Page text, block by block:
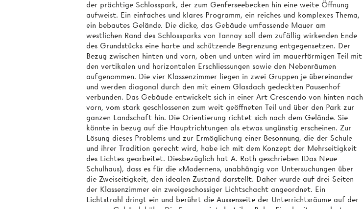
der prächtige Schlosspark, der zum Genferseebecken hin eine weite Öffnung
aufweist. Ein einfaches und klares Programm, ein reiches und komplexes Thema,
ein bebautes Gelände. Die dicke, das Gebäude umfassende Mauer am
westlichen Rand des Schlossparks von Tannay soll dem zufällig wirkenden Ende
des Grundstücks eine harte und schützende Begrenzung entgegensetzen. Der
Bezug zwischen hinten und vorn, oben und unten wird im mauerförmigen Teil mit
den vertikalen und horizontalen Erschliessungen sowie den Nebenräumen
aufgenommen. Die vier Klassenzimmer liegen in zwei Gruppen je übereinander
und werden diagonal durch den mit einem Glasdach gedeckten Pausenhof
verbunden. Das Gebäude entwickelt sich in einer Art Crescendo von hinten nach
vorn, vom stark geschlossenen zum weit geöffneten Teil und über den Park zur
ganzen Landschaft hin. Die Orientierung richtet sich nach dem Gelände. Sie
könnte in bezug auf die Hauptrichtungen als etwas ungünstig erscheinen. Zur
Lösung dieses Problems und zur Ermöglichung einer Besonnung, die der Schule
und ihrer Tradition gerecht wird, habe ich mit dem Konzept der Mehrseitigkeit
des Lichtes gearbeitet. Diesbezüglich hat A. Roth geschrieben IDas Neue
Schulhaus), dass es für die «Modernen», unabhängig von Untersuchungen über
die Zweiseitigkeit, den idealen Zustand darstellt. Daher wurde auf drei Seiten
der Klassenzimmer ein zweigeschossiger Lichtschacht angeordnet. Ein
Lichtstrahl dringt ein und berührt die Aussenseite der Unterrichtsräume auf der